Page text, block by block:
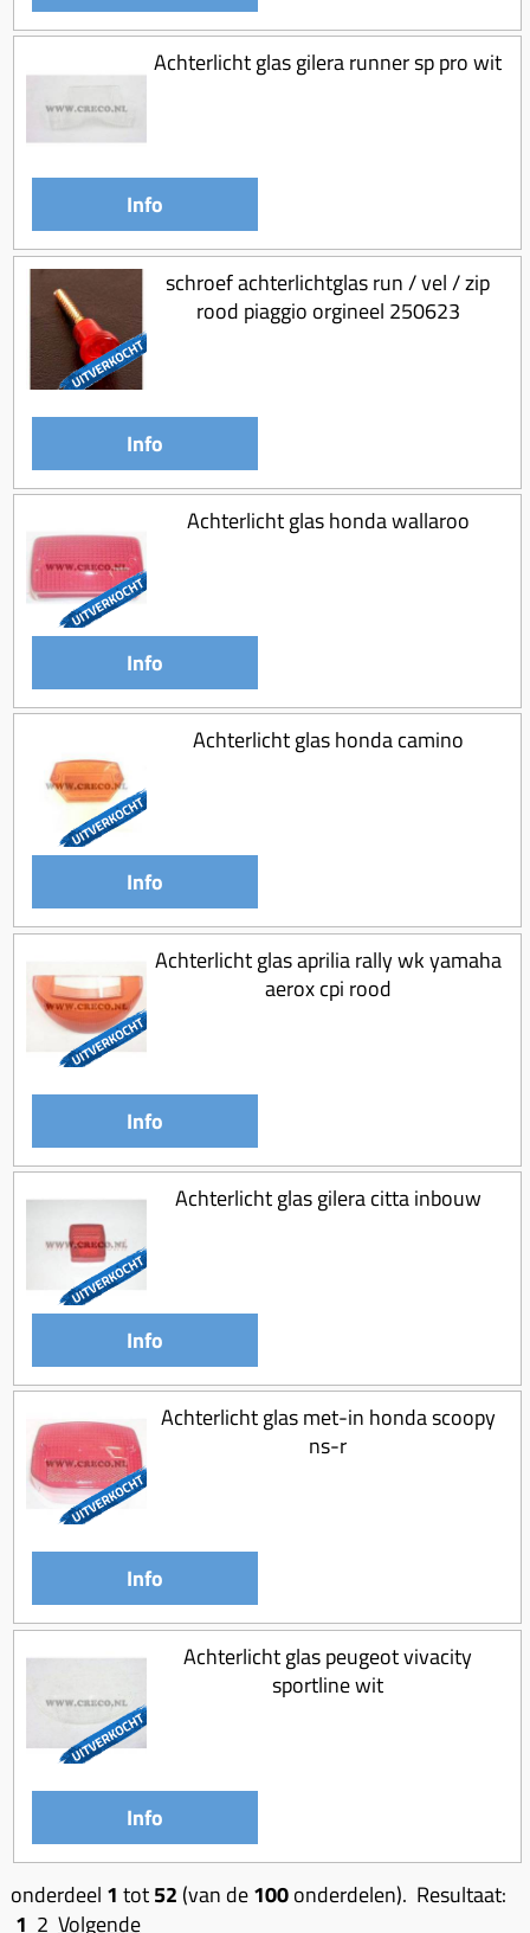
Achterlicht glas gilera runner sp pro wit
Info
schroef achterlichtglas run / vel / zip
rood piaggio orgineel 250623
Info
Achterlicht glas honda wallaroo
Info
Achterlicht glas honda camino
Info
Achterlicht glas aprilia rally wk yamaha
aerox cpi rood
Info
Achterlicht glas gilera citta inbouw
Info
Achterlicht glas met-in honda scoopy
ns-r
Info
Achterlicht glas peugeot vivacity
sportline wit
Info
onderdeel 1 tot52 (van de100onderdelen). Resultaat:
1 2 Volgende